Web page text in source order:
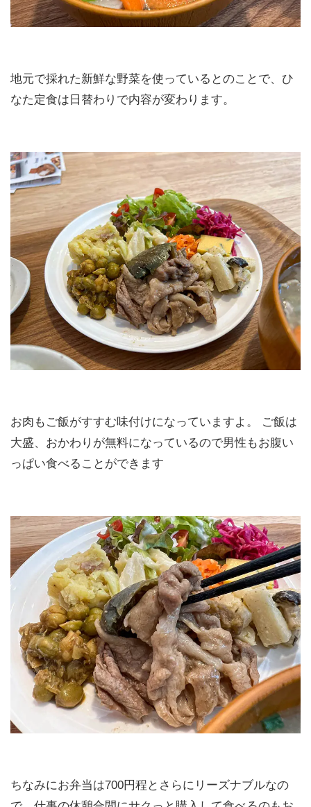
地元で採れた新鮮な野菜を使っているとのことで、ひ
なた定食は日替わりで内容が変わります。
お肉もご飯がすすむ味付けになっていますよ。 ご飯は
大盛、おかわりが無料になっているので男性もお腹い
っぱい食べることができます
ちなみにお弁当は700円程とさらにリーズナブルなの